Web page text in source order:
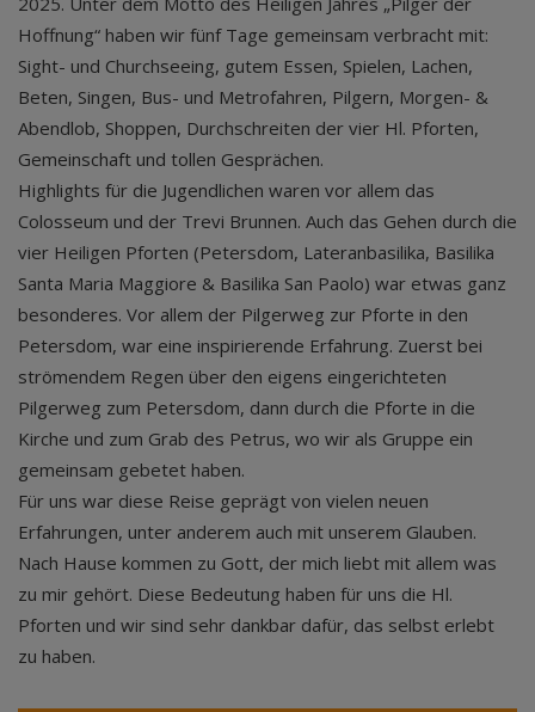
Hoffnung“ haben wir fünf Tage gemeinsam verbracht mit:
Sight- und Churchseeing, gutem Essen, Spielen, Lachen,
Beten, Singen, Bus- und Metrofahren, Pilgern, Morgen- &
Abendlob, Shoppen, Durchschreiten der vier Hl. Pforten,
Gemeinschaft und tollen Gesprächen.
Highlights für die Jugendlichen waren vor allem das
Colosseum und der Trevi Brunnen. Auch das Gehen durch die
vier Heiligen Pforten (Petersdom, Lateranbasilika, Basilika
Santa Maria Maggiore & Basilika San Paolo) war etwas ganz
besonderes. Vor allem der Pilgerweg zur Pforte in den
Petersdom, war eine inspirierende Erfahrung. Zuerst bei
strömendem Regen über den eigens eingerichteten
Pilgerweg zum Petersdom, dann durch die Pforte in die
Kirche und zum Grab des Petrus, wo wir als Gruppe ein
gemeinsam gebetet haben.
Für uns war diese Reise geprägt von vielen neuen
Erfahrungen, unter anderem auch mit unserem Glauben.
Nach Hause kommen zu Gott, der mich liebt mit allem was
zu mir gehört. Diese Bedeutung haben für uns die Hl.
Pforten und wir sind sehr dankbar dafür, das selbst erlebt
zu haben.